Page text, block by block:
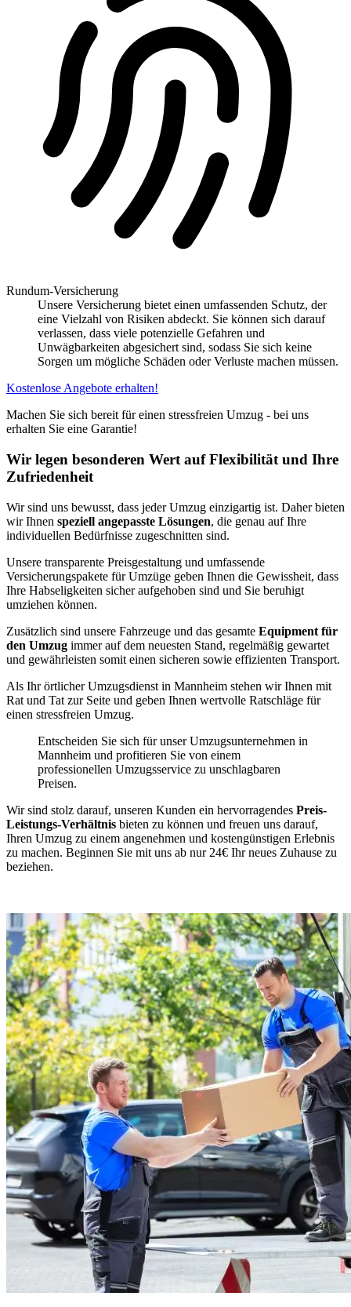
Rundum-Versicherung
Unsere Versicherung bietet einen umfassenden Schutz, der
eine Vielzahl von Risiken abdeckt. Sie können sich darauf
verlassen, dass viele potenzielle Gefahren und
Unwägbarkeiten abgesichert sind, sodass Sie sich keine
Sorgen um mögliche Schäden oder Verluste machen müssen.
Kostenlose Angebote erhalten!
Machen Sie sich bereit für einen stressfreien Umzug - bei uns
erhalten Sie eine Garantie!
Wir legen besonderen Wert auf Flexibilität und Ihre
Zufriedenheit
Wir sind uns bewusst, dass jeder Umzug einzigartig ist. Daher bieten
wir Ihnen speziell angepasste Lösungen, die genau auf Ihre
individuellen Bedürfnisse zugeschnitten sind.
Unsere transparente Preisgestaltung und umfassende
Versicherungspakete für Umzüge geben Ihnen die Gewissheit, dass
Ihre Habseligkeiten sicher aufgehoben sind und Sie beruhigt
umziehen können.
Zusätzlich sind unsere Fahrzeuge und das gesamte Equipment für
den Umzug immer auf dem neuesten Stand, regelmäßig gewartet
und gewährleisten somit einen sicheren sowie effizienten Transport.
Als Ihr örtlicher Umzugsdienst in Mannheim stehen wir Ihnen mit
Rat und Tat zur Seite und geben Ihnen wertvolle Ratschläge für
einen stressfreien Umzug.
Entscheiden Sie sich für unser Umzugsunternehmen in
Mannheim und profitieren Sie von einem
professionellen Umzugsservice zu unschlagbaren
Preisen.
Wir sind stolz darauf, unseren Kunden ein hervorragendes Preis-
Leistungs-Verhältnis bieten zu können und freuen uns darauf,
Ihren Umzug zu einem angenehmen und kostengünstigen Erlebnis
zu machen. Beginnen Sie mit uns ab nur 24€ Ihr neues Zuhause zu
beziehen.